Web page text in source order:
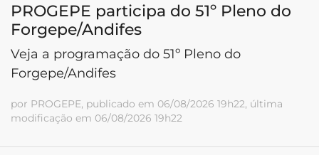
PROGEPE participa do 51º Pleno do
Forgepe/Andifes
Veja a programação do 51º Pleno do
Forgepe/Andifes
por PROGEPE, publicado em 06/08/2026 19h22, última
modificação em 06/08/2026 19h22